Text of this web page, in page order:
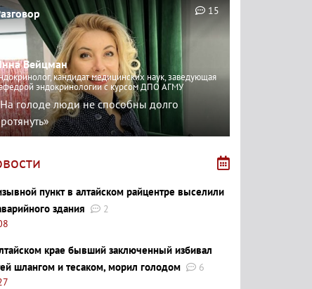
Вейцман
кандидат медицинских наук, заведующая
эндокринологии с курсом ДПО АГМУ
голоде люди не способны долго
15
пункт в алтайском райцентре выселили
здания
2
крае бывший заключенный избивал
шлангом и тесаком, морил голодом
6